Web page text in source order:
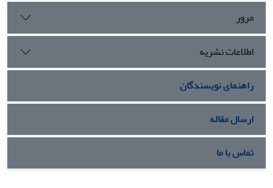
مرور
اطلاعات نشریه
راهنمای نویسندگان
ارسال مقاله
تماس با ما